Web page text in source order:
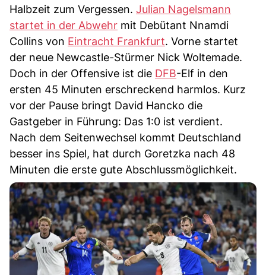
Halbzeit zum Vergessen. Julian Nagelsmann
startet in der Abwehr mit Debütant Nnamdi
Collins von Eintracht Frankfurt. Vorne startet
der neue Newcastle-Stürmer Nick Woltemade.
Doch in der Offensive ist die DFB-Elf in den
ersten 45 Minuten erschreckend harmlos. Kurz
vor der Pause bringt David Hancko die
Gastgeber in Führung: Das 1:0 ist verdient.
Nach dem Seitenwechsel kommt Deutschland
besser ins Spiel, hat durch Goretzka nach 48
Minuten die erste gute Abschlussmöglichkeit.